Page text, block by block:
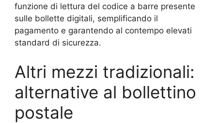
funzione di lettura del codice a barre presente
sulle bollette digitali, semplificando il
pagamento e garantendo al contempo elevati
standard di sicurezza.
Altri mezzi tradizionali:
alternative al bollettino
postale